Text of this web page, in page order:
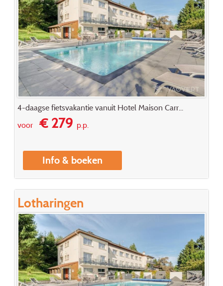
4-daagse fietsvakantie vanuit Hotel Maison Carr...
voor€ 279p.p.
Info & boeken
Lotharingen